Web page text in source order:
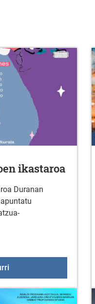
ikastaroa
Duranan